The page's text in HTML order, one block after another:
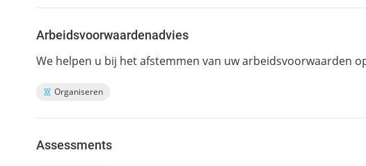
Arbeidsvoorwaardenadvies
We helpen u bij het afstemmen van uw arbeidsvoorwaarden
Organiseren
Assessments